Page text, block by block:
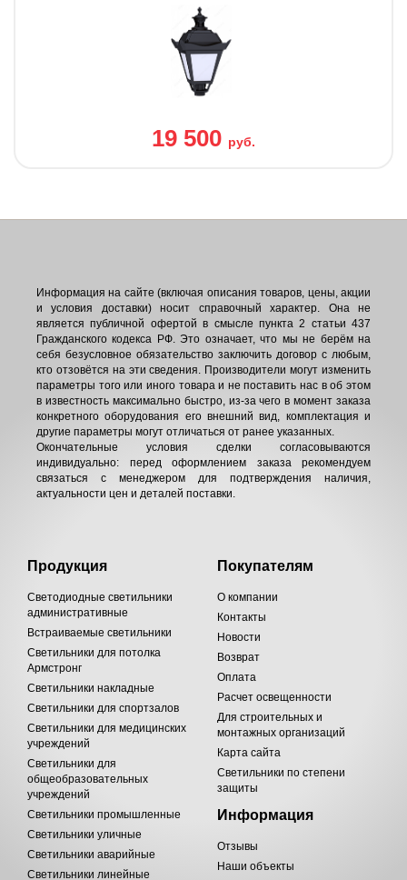
19 500 руб.
Информация на сайте (включая описания товаров, цены, акции
и условия доставки) носит справочный характер. Она не
является публичной офертой в смысле пункта 2 статьи 437
Гражданского кодекса РФ. Это означает, что мы не берём на
себя безусловное обязательство заключить договор с любым,
кто отзовётся на эти сведения. Производители могут изменить
параметры того или иного товара и не поставить нас в об этом
в известность максимально быстро, из-за чего в момент заказа
конкретного оборудования его внешний вид, комплектация и
другие параметры могут отличаться от ранее указанных.
Окончательные условия сделки согласовываются
индивидуально: перед оформлением заказа рекомендуем
связаться с менеджером для подтверждения наличия,
актуальности цен и деталей поставки.
Продукция
Светодиодные светильники
административные
Встраиваемые светильники
Светильники для потолка
Армстронг
Светильники накладные
Светильники для спортзалов
Светильники для медицинских
учреждений
Светильники для
общеобразовательных
учреждений
Светильники промышленные
Светильники уличные
Светильники аварийные
Светильники линейные
Покупателям
О компании
Контакты
Новости
Возврат
Оплата
Расчет освещенности
Для строительных и
монтажных организаций
Карта сайта
Светильники по степени
защиты
Информация
Отзывы
Наши объекты